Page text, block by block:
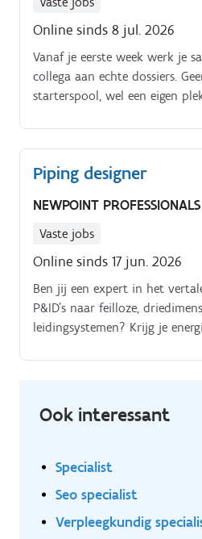
Online sinds 8 jul. 2026
Vanaf je eerste week werk je
collega aan echte dossiers.
starterspool, wel een eigen
Piping designer
NEWPOINT PROFESSIONALS
Vaste jobs
Online sinds 17 jun. 2026
Ben jij een expert in het
P&ID's naar feilloze,
leidingsystemen? Krijg je
Ook interessant
Specialist
Seo specialist
Verpleegkundig